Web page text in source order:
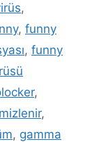
,
, funny
, funny
,
,
, gamma